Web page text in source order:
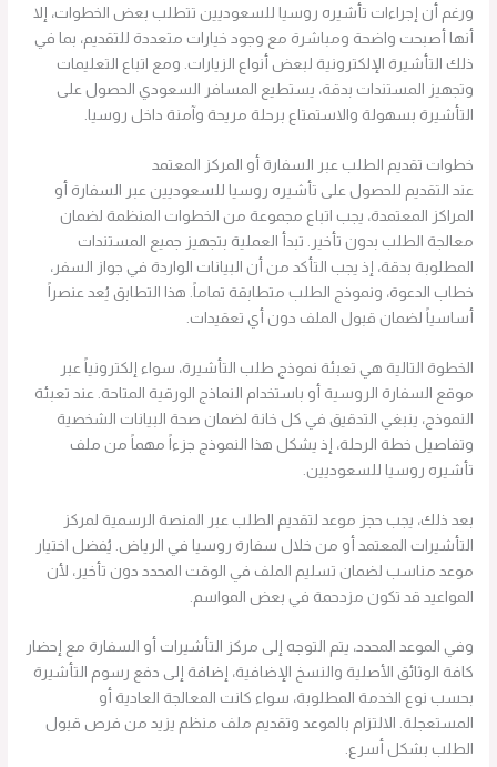
ورغم أن إجراءات تأشيره روسيا للسعوديين تتطلب بعض الخطوات، إلا
أنها أصبحت واضحة ومباشرة مع وجود خيارات متعددة للتقديم، بما في
ذلك التأشيرة الإلكترونية لبعض أنواع الزيارات. ومع اتباع التعليمات
وتجهيز المستندات بدقة، يستطيع المسافر السعودي الحصول على
التأشيرة بسهولة والاستمتاع برحلة مريحة وآمنة داخل روسيا.
خطوات تقديم الطلب عبر السفارة أو المركز المعتمد
عند التقديم للحصول على تأشيره روسيا للسعوديين عبر السفارة أو
المراكز المعتمدة، يجب اتباع مجموعة من الخطوات المنظمة لضمان
معالجة الطلب بدون تأخير. تبدأ العملية بتجهيز جميع المستندات
المطلوبة بدقة، إذ يجب التأكد من أن البيانات الواردة في جواز السفر،
خطاب الدعوة، ونموذج الطلب متطابقة تماماً. هذا التطابق يُعد عنصراً
أساسياً لضمان قبول الملف دون أي تعقيدات.
الخطوة التالية هي تعبئة نموذج طلب التأشيرة، سواء إلكترونياً عبر
موقع السفارة الروسية أو باستخدام النماذج الورقية المتاحة. عند تعبئة
النموذج، ينبغي التدقيق في كل خانة لضمان صحة البيانات الشخصية
وتفاصيل خطة الرحلة، إذ يشكل هذا النموذج جزءاً مهماً من ملف
تأشيره روسيا للسعوديين.
بعد ذلك، يجب حجز موعد لتقديم الطلب عبر المنصة الرسمية لمركز
التأشيرات المعتمد أو من خلال سفارة روسيا في الرياض. يُفضل اختيار
موعد مناسب لضمان تسليم الملف في الوقت المحدد دون تأخير، لأن
المواعيد قد تكون مزدحمة في بعض المواسم.
وفي الموعد المحدد، يتم التوجه إلى مركز التأشيرات أو السفارة مع إحضار
كافة الوثائق الأصلية والنسخ الإضافية، إضافة إلى دفع رسوم التأشيرة
بحسب نوع الخدمة المطلوبة، سواء كانت المعالجة العادية أو
المستعجلة. الالتزام بالموعد وتقديم ملف منظم يزيد من فرص قبول
الطلب بشكل أسرع.